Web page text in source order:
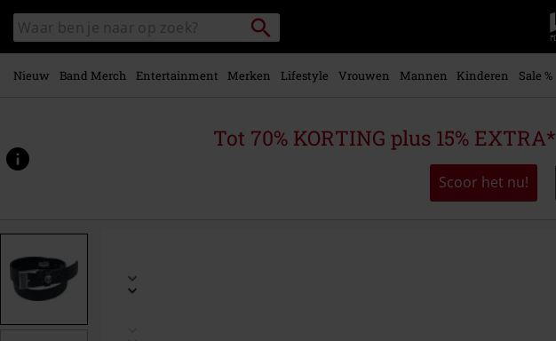
naar
hoofdinhoud
Zoek
in
catalogus
Packstation
zoeken
Nieuw Band Merch Entertainment Merken Lifestyle Vrouwen Mannen Kinderen Sale %
Tot 70% KORTING plus 15% EXTRA*
Scoor het nu!
www.large.nl/p/decorate-
320726.html